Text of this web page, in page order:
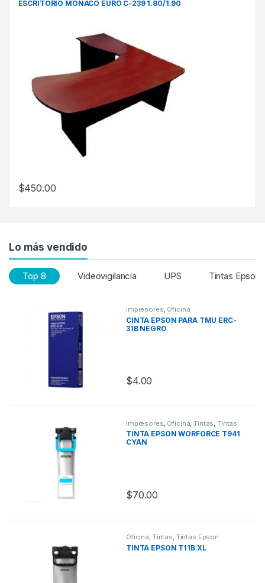
ESCRITORIO MONACO EURO C-239 1.80/1.90
$450.00
Lo más vendido
Top 8 Videovigilancia UPS Tintas Epson
Impresores, Oficina
CINTA EPSON PARA TMU ERC-
31B NEGRO
$4.00
Impresores Oficina ,Tintas ,Tintas
Epson
TINTA EPSON WORFORCE T941
CYAN
$70.00
Oficina, Tintas, Tintas Epson
TINTA EPSON T11B XL